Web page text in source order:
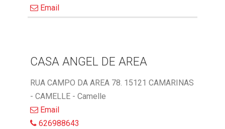
Email
CASA ANGEL DE AREA
RUA CAMPO DA AREA 78. 15121 CAMARINAS
- CAMELLE - Camelle
Email
626988643